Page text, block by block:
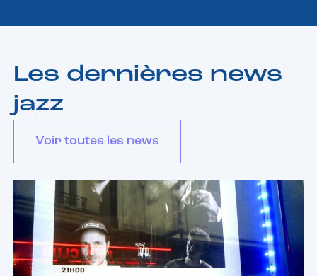
Les dernières news
jazz
Voir toutes les news